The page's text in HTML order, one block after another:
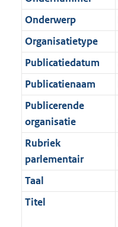
Onderwerp
Organisatietype
Publicatiedatum
Publicatienaam
Publicerende
organisatie
Rubriek
parlementair
Taal
Titel